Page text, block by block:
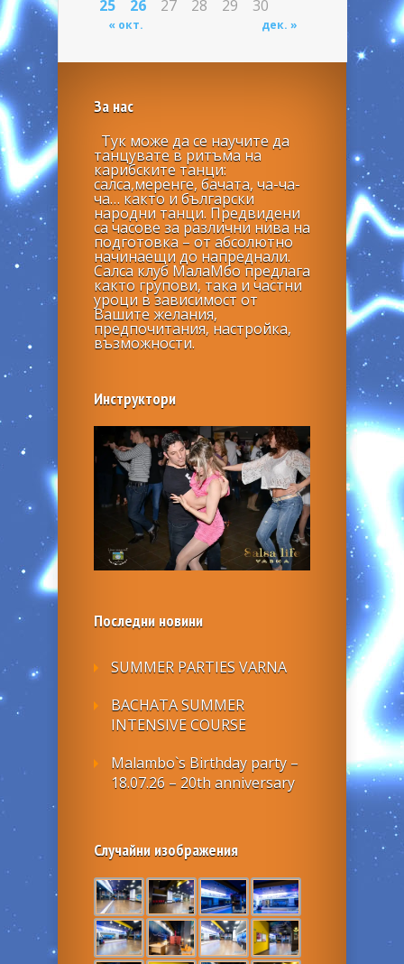
« окт. дек. »
25
26 27 28 29 30
За нас
Тук може да се научите да
танцувате в ритъма на
карибските танци:
салса,меренге, бачата, ча-ча-
ча… както и български
народни танци. Предвидени
са часове за различни нива на
подготовка – от абсолютно
начинаещи до напреднали.
Салса клуб МалаМбо предлага
както групови, така и частни
уроци в зависимост от
Вашите желания,
предпочитания, настройка,
възможности.
Инструктори
Последни новини
SUMMER PARTIES VARNA
BACHATA SUMMER
INTENSIVE COURSE
Malambo`s Birthday party –
18.07.26 – 20th anniversary
Случайни изображения